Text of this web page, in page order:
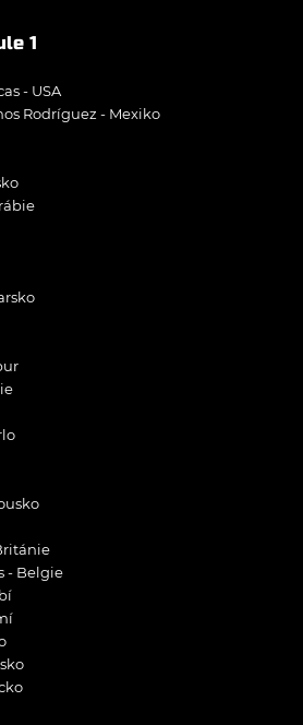
1
- USA
Rodríguez - Mexiko
- Belgie